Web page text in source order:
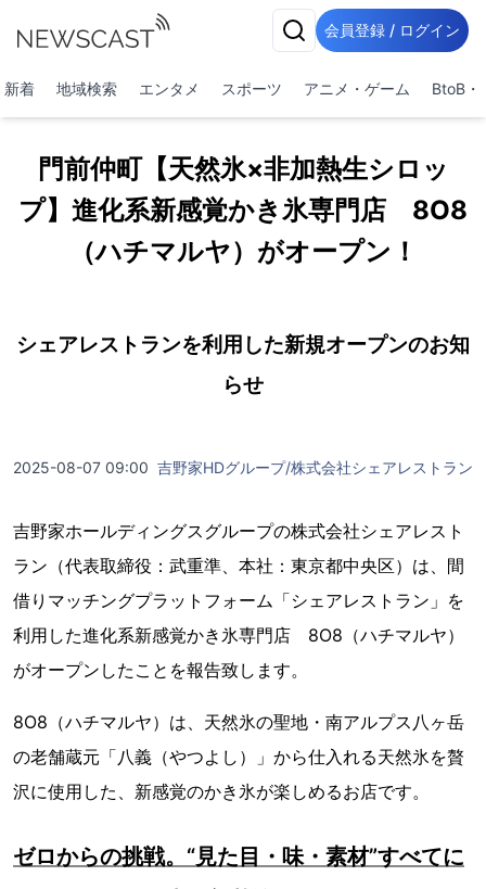
会員登録 / ログイン
新着 地域検索 エンタメ スポーツ アニメ・ゲーム BtoB・
門前仲町【天然氷×非加熱生シロッ
プ】進化系新感覚かき氷専門店 8O8
（ハチマルヤ）がオープン！
シェアレストランを利用した新規オープンのお知
らせ
2025-08-07 09:00 吉野家HDグループ/株式会社シェアレストラン
吉野家ホールディングスグループの株式会社シェアレスト
ラン（代表取締役：武重準、本社：東京都中央区）は、間
借りマッチングプラットフォーム「シェアレストラン」を
利用した進化系新感覚かき氷専門店 8O8（ハチマルヤ）
がオープンしたことを報告致します。
8O8（ハチマルヤ）は、天然氷の聖地・南アルプス八ヶ岳
の老舗蔵元「八義（やつよし）」から仕入れる天然氷を贅
沢に使用した、新感覚のかき氷が楽しめるお店です。
ゼロからの挑戦。“見た目・味・素材”すべてに